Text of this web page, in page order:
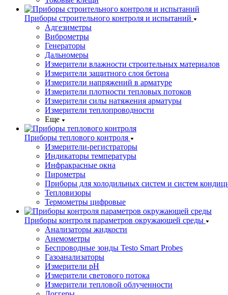
Приборы строительного контроля и испытаний
Адгезиметры
Виброметры
Генераторы
Дальномеры
Измерители влажности строительных материалов
Измерители защитного слоя бетона
Измерители напряжений в арматуре
Измерители плотности тепловых потоков
Измерители силы натяжения арматуры
Измерители теплопроводности
Еще
Приборы теплового контроля
Измерители-регистраторы
Индикаторы температуры
Инфракрасные окна
Пирометры
Приборы для холодильных систем и систем
Тепловизоры
Термометры цифровые
Приборы контроля параметров окружающей среды
Анализаторы жидкости
Анемометры
Беспроводные зонды Testo Smart Probes
Газоанализаторы
Измерители pH
Измерители светового потока
Измерители тепловой облученности